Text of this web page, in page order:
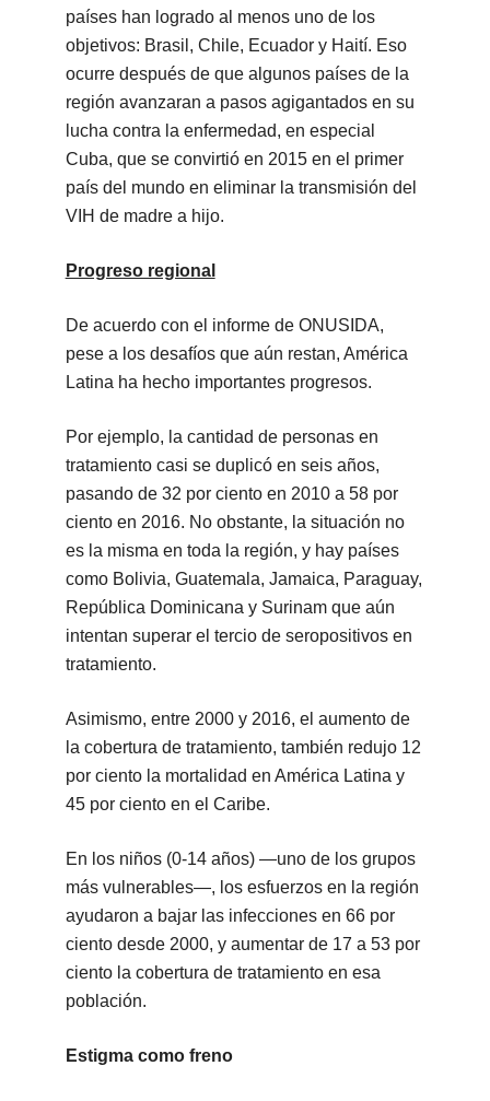
países han logrado al menos uno de los
objetivos: Brasil, Chile, Ecuador y Haití. Eso
ocurre después de que algunos países de la
región avanzaran a pasos agigantados en su
lucha contra la enfermedad, en especial
Cuba, que se convirtió en 2015 en el primer
país del mundo en eliminar la transmisión del
VIH de madre a hijo.
Progreso regional
De acuerdo con el informe de ONUSIDA,
pese a los desafíos que aún restan, América
Latina ha hecho importantes progresos.
Por ejemplo, la cantidad de personas en
tratamiento casi se duplicó en seis años,
pasando de 32 por ciento en 2010 a 58 por
ciento en 2016. No obstante, la situación no
es la misma en toda la región, y hay países
como Bolivia, Guatemala, Jamaica, Paraguay,
República Dominicana y Surinam que aún
intentan superar el tercio de seropositivos en
tratamiento.
Asimismo, entre 2000 y 2016, el aumento de
la cobertura de tratamiento, también redujo 12
por ciento la mortalidad en América Latina y
45 por ciento en el Caribe.
En los niños (0-14 años) —uno de los grupos
más vulnerables—, los esfuerzos en la región
ayudaron a bajar las infecciones en 66 por
ciento desde 2000, y aumentar de 17 a 53 por
ciento la cobertura de tratamiento en esa
población.
Estigma como freno